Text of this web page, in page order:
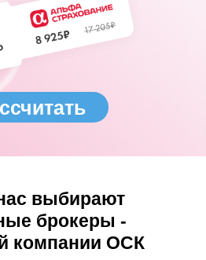
выбирают
брокеры -
компании ОСК